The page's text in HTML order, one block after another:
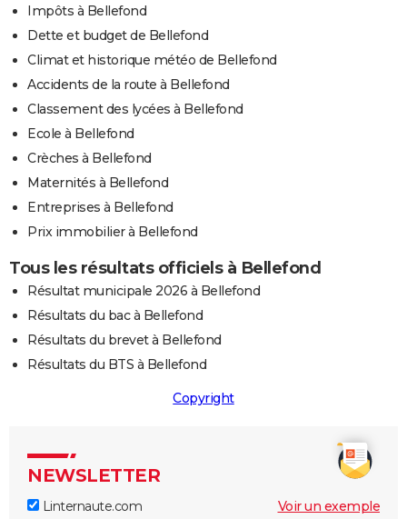
Impôts à Bellefond
Dette et budget de Bellefond
Climat et historique météo de Bellefond
Accidents de la route à Bellefond
Classement des lycées à Bellefond
Ecole à Bellefond
Crèches à Bellefond
Maternités à Bellefond
Entreprises à Bellefond
Prix immobilier à Bellefond
Tous les résultats officiels à Bellefond
Résultat municipale 2026 à Bellefond
Résultats du bac à Bellefond
Résultats du brevet à Bellefond
Résultats du BTS à Bellefond
Copyright
NEWSLETTER
Linternaute.com Voir un exemple